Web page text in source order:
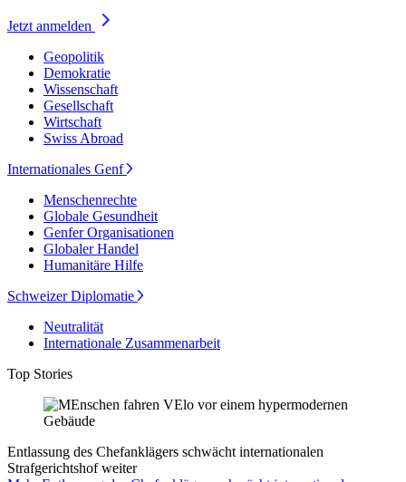
Jetzt anmelden
Geopolitik
Demokratie
Wissenschaft
Gesellschaft
Wirtschaft
Swiss Abroad
Internationales Genf
Menschenrechte
Globale Gesundheit
Genfer Organisationen
Globaler Handel
Humanitäre Hilfe
Schweizer Diplomatie
Neutralität
Internationale Zusammenarbeit
Top Stories
Entlassung des Chefanklägers schwächt internationalen
Strafgerichtshof weiter